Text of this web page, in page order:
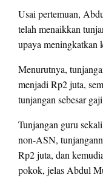
Usai pertemuan,
telah menaikkan
upaya meningkatkan
Menurutnya,
menjadi Rp2 juta,
tunjangan sebesar
Tunjangan guru
non-ASN,
Rp2 juta, dan
pokok, jelas Abdul